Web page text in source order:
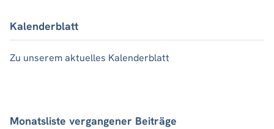
Kalenderblatt
Zu unserem aktuelles Kalenderblatt
Monatsliste vergangener Beiträge